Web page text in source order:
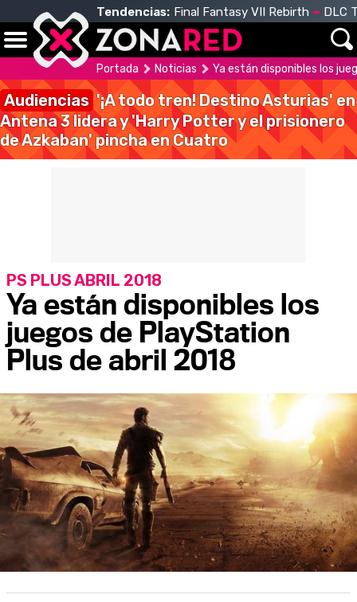
Tendencias: Final Fantasy VII Rebirth DLC
Portada Noticias Ya están disponibles los
Audiencias '¡A todo tren! Destino Asturias' en
Antena 3 lidera y 'Harry Potter y el prisionero
de Azkaban' pincha en Cuatro
Ya están disponibles los
juegos de PlayStation
Plus de abril 2018
PS PLUS ABRIL 2018